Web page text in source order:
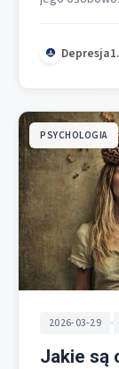
PSYCHOLOGIA
2026-03-29 •
Jakie są